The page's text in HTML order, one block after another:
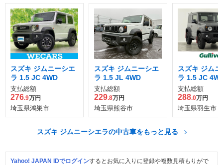
スズキ ジムニーシエ
ラ 1.5 JC 4WD
支払総額
276.9万円
埼玉県鴻巣市
スズキ ジムニーシエ
ラ 1.5 JL 4WD
支払総額
229.8万円
埼玉県熊谷市
スズキ ジム
ラ 1.5 JC
支払総額
288.0万円
埼玉県羽生市
スズキ ジムニーシエラの中古車をもっと見る
Yahoo! JAPAN IDでログインするとお気に入りに登録や複数見積もりがで